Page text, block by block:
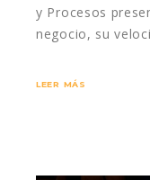
y Procesos
negocio, su
LEER MÁS